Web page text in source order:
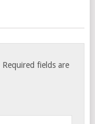
Required fields are